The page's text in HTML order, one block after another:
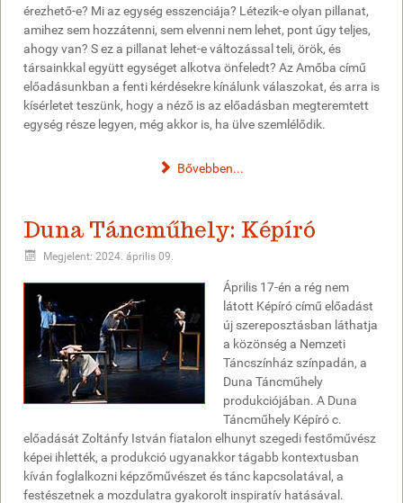
érezhető-e? Mi az egység esszenciája? Létezik-e olyan pillanat,
amihez sem hozzátenni, sem elvenni nem lehet, pont úgy teljes,
ahogy van? S ez a pillanat lehet-e változással teli, örök, és
társainkkal együtt egységet alkotva önfeledt? Az Amőba című
előadásunkban a fenti kérdésekre kínálunk válaszokat, és arra is
kísérletet teszünk, hogy a néző is az előadásban megteremtett
egység része legyen, még akkor is, ha ülve szemlélődik.
Bővebben...
Duna Táncműhely: Képíró
Megjelent: 2024. április 09.
Április 17-én a rég nem
látott Képíró című előadást
új szereposztásban láthatja
a közönség a Nemzeti
Táncszínház színpadán, a
Duna Táncműhely
produkciójában. A Duna
Táncműhely Képíró c.
előadását Zoltánfy István fiatalon elhunyt szegedi festőművész
képei ihlették, a produkció ugyanakkor tágabb kontextusban
kíván foglalkozni képzőművészet és tánc kapcsolatával, a
festészetnek a mozdulatra gyakorolt inspiratív hatásával.